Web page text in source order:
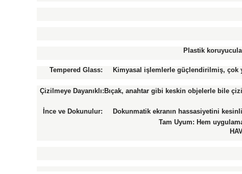
Plastik
Tempered Glass: Kimyasal işlemlerle güçlendirilmiş, çok
Çizilmeye Dayanıklı:Bıçak, anahtar gibi keskin objelerle bile
İnce ve Dokunulur: Dokunmatik ekranın hassasiyetini
Tam Uyum: Hem